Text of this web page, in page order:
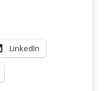
LinkedIn